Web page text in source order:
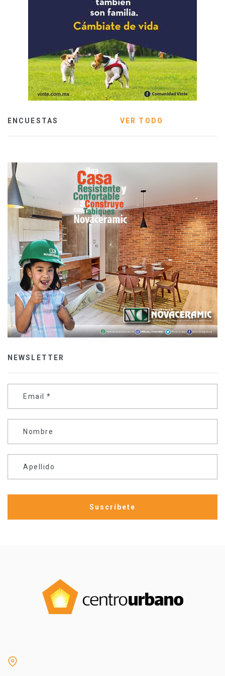
ENCUESTAS VER TODO
NEWSLETTER
Email *
Nombre
Apellido